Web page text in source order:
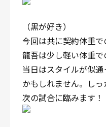
営業時間：月〜土 14:00
（黒が好き）
今回は共に契約体重で
龍吾は少し軽い体重で
当日はスタイルが似
かもしれません。しっ
次の試合に臨みます！